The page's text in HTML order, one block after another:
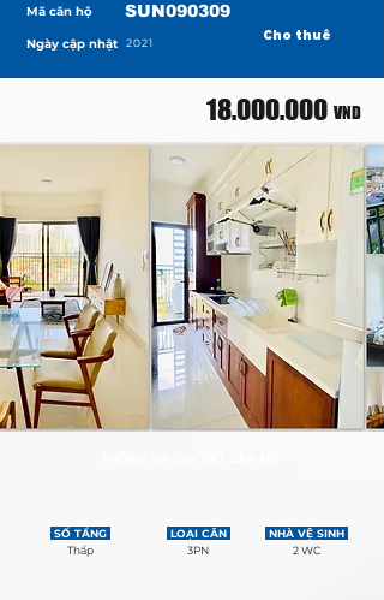
Mã căn hộ
Ngày cập nhật
SUN090309
2021 Cho thuê
VND
18.000.000
SỐ TẦNG
Thấp
LOẠI CĂN
3PN
NHÀ VỆ SINH
2 WC